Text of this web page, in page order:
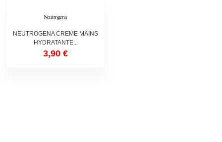
NEUTROGENA CREME MAINS
HYDRATANTE...
3,90 €